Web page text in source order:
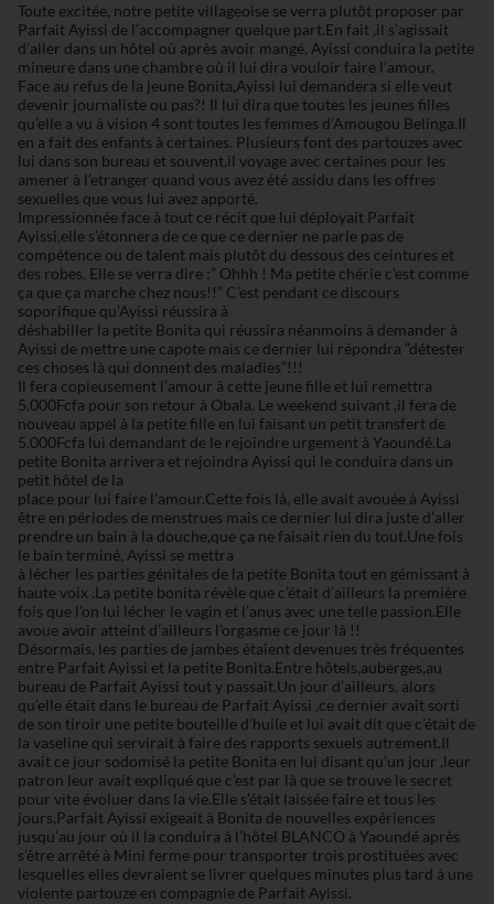
Toute excitée, notre petite villageoise se verra plutôt proposer par
Parfait Ayissi de l’accompagner quelque part.En fait ,il s’agissait
d’aller dans un hôtel où après avoir mangé, Ayissi conduira la petite
mineure dans une chambre où il lui dira vouloir faire l’amour.
Face au refus de la jeune Bonita,Ayissi lui demandera si elle veut
devenir journaliste ou pas?! Il lui dira que toutes les jeunes filles
qu’elle a vu à vision 4 sont toutes les femmes d’Amougou Belinga.Il
en a fait des enfants à certaines. Plusieurs font des partouzes avec
lui dans son bureau et souvent,il voyage avec certaines pour les
amener à l’etranger quand vous avez été assidu dans les offres
sexuelles que vous lui avez apporté.
Impressionnée face à tout ce récit que lui déployait Parfait
Ayissi,elle s’étonnera de ce que ce dernier ne parle pas de
compétence ou de talent mais plutôt du dessous des ceintures et
des robes. Elle se verra dire :” Ohhh ! Ma petite chérie c’est comme
ça que ça marche chez nous!!” C’est pendant ce discours
soporifique qu’Ayissi réussira à
déshabiller la petite Bonita qui réussira néanmoins à demander à
Ayissi de mettre une capote mais ce dernier lui répondra ”détester
ces choses là qui donnent des maladies”!!!
Il fera copieusement l’amour à cette jeune fille et lui remettra
5.000Fcfa pour son retour à Obala. Le weekend suivant ,il fera de
nouveau appel à la petite fille en lui faisant un petit transfert de
5.000Fcfa lui demandant de le rejoindre urgement à Yaoundé.La
petite Bonita arrivera et rejoindra Ayissi qui le conduira dans un
petit hôtel de la
place pour lui faire l’amour.Cette fois là, elle avait avouée à Ayissi
être en périodes de menstrues mais ce dernier lui dira juste d’aller
prendre un bain à la douche,que ça ne faisait rien du tout.Une fois
le bain terminé, Ayissi se mettra
à lécher les parties génitales de la petite Bonita tout en gémissant à
haute voix .La petite bonita révèle que c’était d’ailleurs la première
fois que l’on lui lécher le vagin et l’anus avec une telle passion.Elle
avoue avoir atteint d’ailleurs l’orgasme ce jour là !!
Désormais, les parties de jambes étaient devenues très fréquentes
entre Parfait Ayissi et la petite Bonita.Entre hôtels,auberges,au
bureau de Parfait Ayissi tout y passait.Un jour d’ailleurs, alors
qu’elle était dans le bureau de Parfait Ayissi ,ce dernier avait sorti
de son tiroir une petite bouteille d’huile et lui avait dit que c’était de
la vaseline qui servirait à faire des rapports sexuels autrement.Il
avait ce jour sodomisé la petite Bonita en lui disant qu’un jour ,leur
patron leur avait expliqué que c’est par là que se trouve le secret
pour vite évoluer dans la vie.Elle s’était laissée faire et tous les
jours,Parfait Ayissi exigeait à Bonita de nouvelles expériences
jusqu’au jour où il la conduira à l’hôtel BLANCO à Yaoundé après
s’être arrêté à Mini ferme pour transporter trois prostituées avec
lesquelles elles devraient se livrer quelques minutes plus tard à une
violente partouze en compagnie de Parfait Ayissi.